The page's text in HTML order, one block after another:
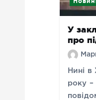
У
про
Нині в
року –